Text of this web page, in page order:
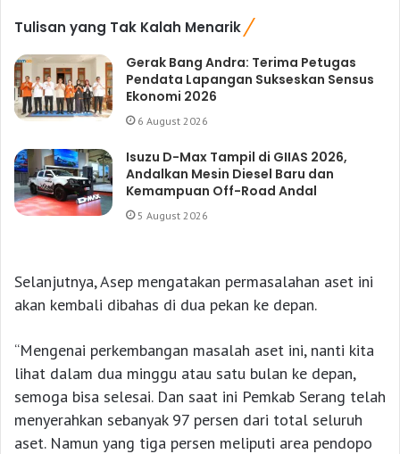
Tulisan yang Tak Kalah Menarik
Gerak Bang Andra: Terima Petugas
Pendata Lapangan Sukseskan Sensus
Ekonomi 2026
6 August 2026
Isuzu D-Max Tampil di GIIAS 2026,
Andalkan Mesin Diesel Baru dan
Kemampuan Off-Road Andal
5 August 2026
Selanjutnya, Asep mengatakan permasalahan aset ini
akan kembali dibahas di dua pekan ke depan.
“Mengenai perkembangan masalah aset ini, nanti kita
lihat dalam dua minggu atau satu bulan ke depan,
semoga bisa selesai. Dan saat ini Pemkab Serang telah
menyerahkan sebanyak 97 persen dari total seluruh
aset. Namun yang tiga persen meliputi area pendopo